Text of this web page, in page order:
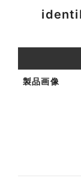
製品画像